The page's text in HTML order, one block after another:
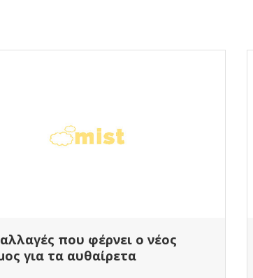
προθεσμίας υποβολής
σε περιοχές Δήμων